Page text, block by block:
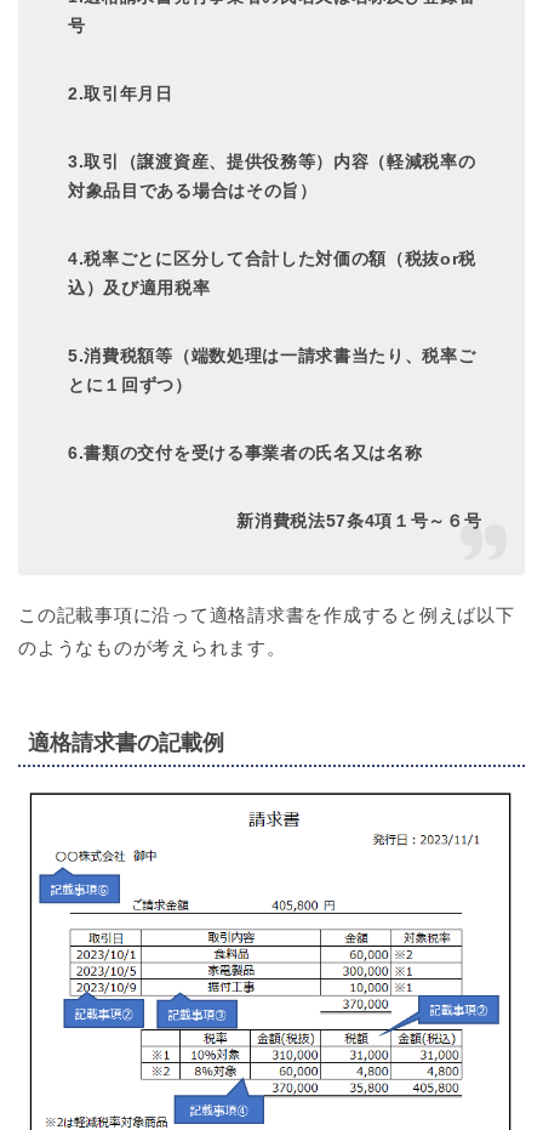
号
2.取引年月日
3.取引（譲渡資産、提供役務等）内容（軽減税率の
対象品目である場合はその旨）
4.税率ごとに区分して合計した対価の額（税抜or税
込）及び適用税率
5.消費税額等（端数処理は一請求書当たり、税率ご
とに１回ずつ）
6.書類の交付を受ける事業者の氏名又は名称
新消費税法57条4項１号～６号
この記載事項に沿って適格請求書を作成すると例えば以下
のようなものが考えられます。
適格請求書の記載例